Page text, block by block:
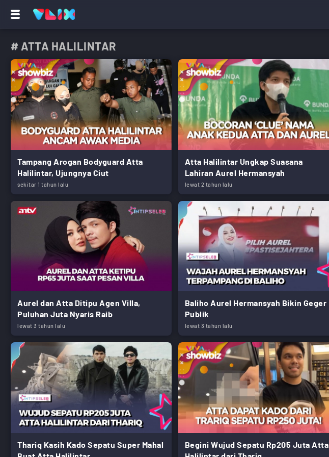
# ATTA HALILINTAR
Tampang Arogan Bodyguard Atta
Halilintar, Ujungnya Ciut
sekitar 1 tahun lalu
Atta Halilintar Ungkap Suasana
Lahiran Aurel Hermansyah
lewat 2 tahun lalu
Aurel dan Atta Ditipu Agen Villa,
Puluhan Juta Nyaris Raib
lewat 3 tahun lalu
Baliho Aurel Hermansyah Bikin Geger
Publik
lewat 3 tahun lalu
Thariq Kasih Kado Sepatu Super Mahal
Begini Wujud Sepatu Rp205 Juta Atta